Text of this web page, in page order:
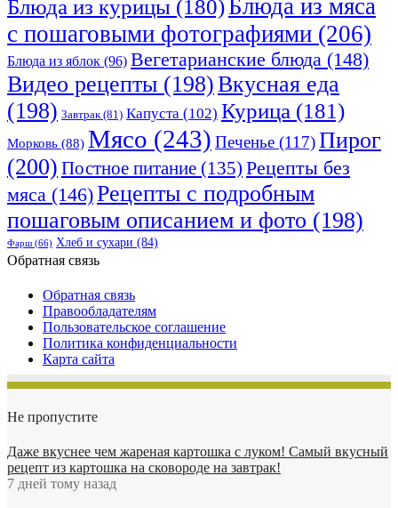
Блюда из курицы (180)Блюда из мяса
с пошаговыми фотографиями (206)
Блюда из яблок (96) Вегетарианские блюда (148)
Видео рецепты (198)Вкусная еда
(198) Завтрак(81) Капуста (102) Курица (181)
Морковь (88) Мясо (243) Печенье (117)Пирог
(200) Постное питание (135) Рецепты без
мяса (146)Рецепты с подробным
пошаговым описанием и фото (198)
Фарш(66) Хлеб и сухари (84)
Обратная связь
Обратная связь
Правообладателям
Пользовательское соглашение
Политика конфиденциальности
Карта сайта
Не пропустите
Даже вкуснее чем жареная картошка с луком! Самый вкусный
рецепт из картошка на сковороде на завтрак!
7 дней тому назад